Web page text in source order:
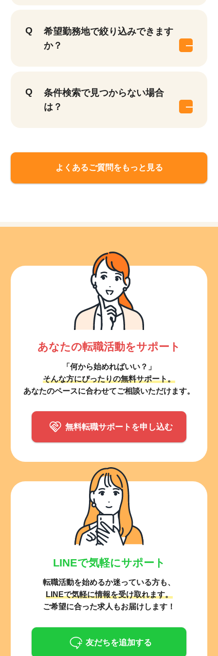
希望勤務地で絞り込みできます
か？
条件検索で見つからない場合
は？
よくあるご質問をもっと見る
あなたの転職活動をサポート
「何から始めればいい？」
そんな方にぴったりの無料サポート。
あなたのペースに合わせてご相談いただけます。
無料転職サポートを申し込む
LINEで気軽にサポート
転職活動を始めるか迷っている方も、
LINEで気軽に情報を受け取れます。
ご希望に合った求人もお届けします！
友だちを追加する
該当件数
他の条件を選択